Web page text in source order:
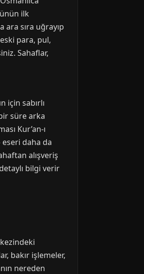
ilk
ara sıra uğrayıp
para, pul,
Sahaflar,
için sabırlı
süre arka
Kur’an-ı
daha da
alışveriş
bilgi verir
bakır işlemeler,
nereden